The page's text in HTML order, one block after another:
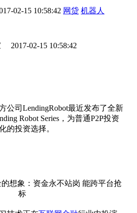
02-15 10:58:42 网贷 机器人
02-15 10:58:42
公司LendingRobot最近发布了全新
Robot Series，为普通P2P投资
的投资选择。